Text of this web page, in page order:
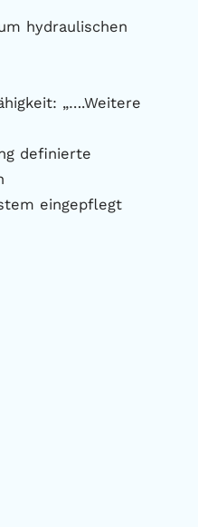
hydraulischen
„….Weitere
definierte
eingepflegt